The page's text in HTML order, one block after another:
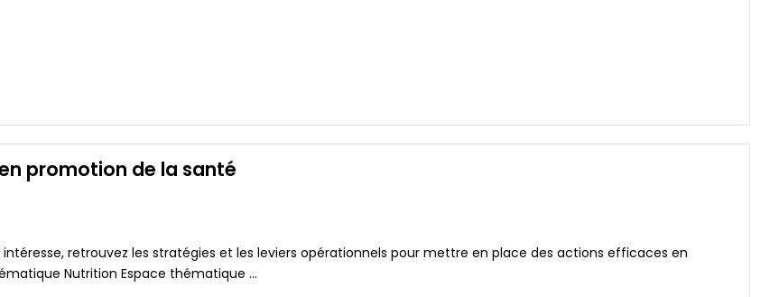
promotion de la santé
retrouvez les stratégies et les leviers opérationnels pour mettre en place des actions efficaces en
Nutrition Espace thématique ...